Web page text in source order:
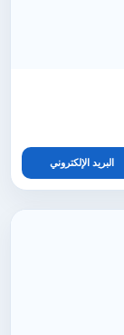
البريد الإلكتروني